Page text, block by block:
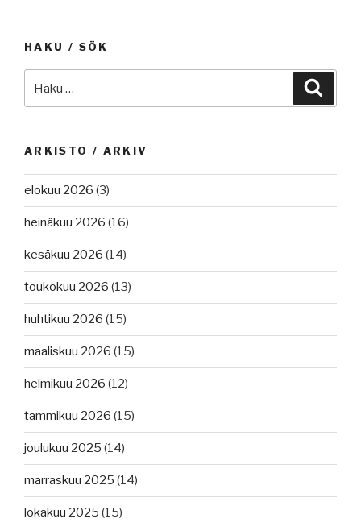
HAKU / SÖK
ARKISTO / ARKIV
elokuu 2026 (3)
heinäkuu 2026 (16)
kesäkuu 2026 (14)
toukokuu 2026 (13)
huhtikuu 2026 (15)
maaliskuu 2026 (15)
helmikuu 2026 (12)
tammikuu 2026 (15)
joulukuu 2025 (14)
marraskuu 2025 (14)
lokakuu 2025 (15)